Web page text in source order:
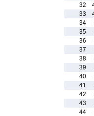
32
33
34
35
36
37
38
39
40
41
42
43
44